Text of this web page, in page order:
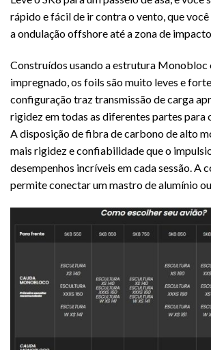
rápido e fácil de ir contra o vento, que
a ondulação offshore até a zona de
Construídos usando a estrutura
impregnado, os foils são muito leves e
configuração traz transmissão de carga
rigidez em todas as diferentes partes para
A disposição de fibra de carbono de alto
mais rigidez e confiabilidade que o
desempenhos incríveis em cada sessão. A
permite conectar um mastro de alumínio